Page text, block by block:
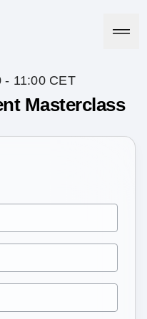
- 11:00 CET
Masterclass